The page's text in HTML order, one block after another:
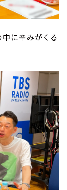
中に辛みがくる